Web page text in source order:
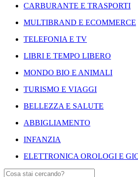
CARBURANTE E TRASPORTI
MULTIBRAND E ECOMMERCE
TELEFONIA E TV
LIBRI E TEMPO LIBERO
MONDO BIO E ANIMALI
TURISMO E VIAGGI
BELLEZZA E SALUTE
ABBIGLIAMENTO
INFANZIA
ELETTRONICA OROLOGI E